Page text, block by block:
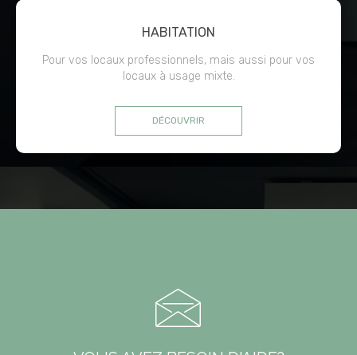
HABITATION
Pour vos locaux professionnels, mais aussi pour vos
locaux à usage mixte.
DÉCOUVRIR